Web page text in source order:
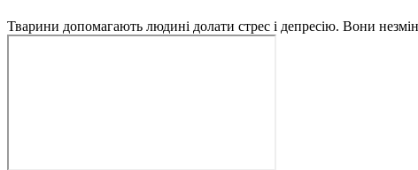
Тварини допомагають людині долати стрес і депресію. Вони